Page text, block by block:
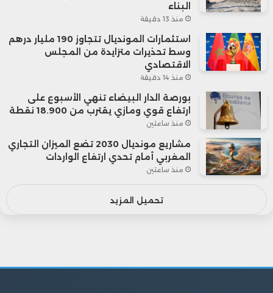
البناء
منذ 13 دقيقة
استثمارات المونديال تتجاوز 190 مليار درهم
وسط تحذيرات متزايدة من المجلس
الاقتصادي
منذ 14 دقيقة
بورصة الدار البيضاء تنهي الأسبوع على
ارتفاع قوي ومازي يقترب من 18.900 نقطة
منذ ساعتين
مشاريع مونديال 2030 تضع الميزان التجاري
المغربي أمام تحدي ارتفاع الواردات
منذ ساعتين
تحميل المزيد